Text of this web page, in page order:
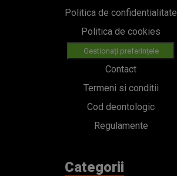
Politica de confidentialitate
Politica de cookies
Gestionați preferințele
Contact
Termeni si conditii
Cod deontologic
Regulamente
Categorii